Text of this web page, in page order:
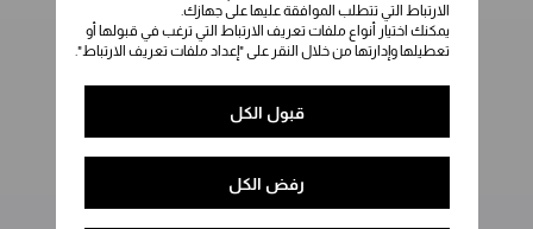
الارتباط التي تتطلب الموافقة عليها على جهازك.
يمكنك اختيار أنواع ملفات تعريف الارتباط التي ترغب في قبولها أو
تعطيلها وإدارتها من خلال النقر على "إعداد ملفات تعريف الارتباط".
قبول الكل
رفض الكل